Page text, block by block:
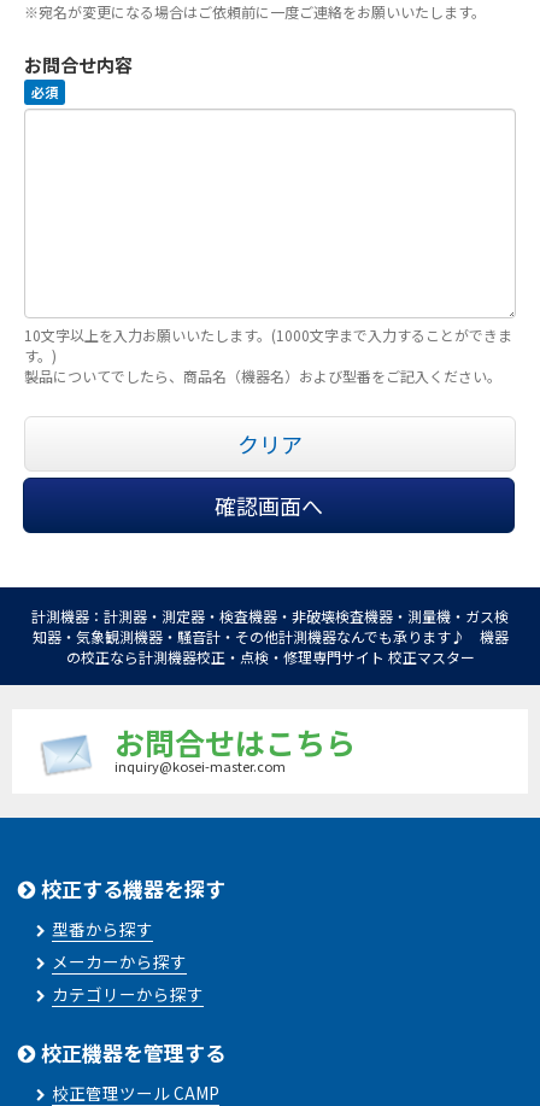
※宛名が変更になる場合はご依頼前に一度ご連絡をお願いいたします。
お問合せ内容
必須
10文字以上を入力お願いいたします。(1000文字まで入力することができま
す。)
製品についてでしたら、商品名（機器名）および型番をご記入ください。
クリア
確認画面へ
計測機器：計測器・測定器・検査機器・非破壊検査機器・測量機・ガス検
知器・気象観測機器・騒音計・その他計測機器なんでも承ります♪ 機器
の校正なら計測機器校正・点検・修理専門サイト 校正マスター
お問合せはこちら
inquiry@kosei-master.com
校正する機器を探す
型番から探す
メーカーから探す
カテゴリーから探す
校正機器を管理する
校正管理ツール CAMP